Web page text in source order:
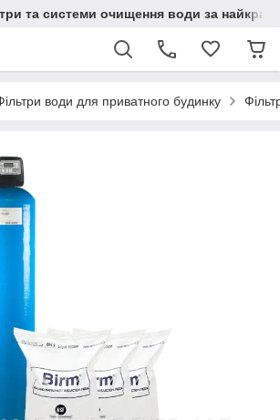
та системи очищення води за
води для приватного будинку